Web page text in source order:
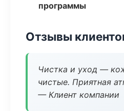
программы
Отзывы
Чистка и уход —
чистые. Приятная
— Клиент компании